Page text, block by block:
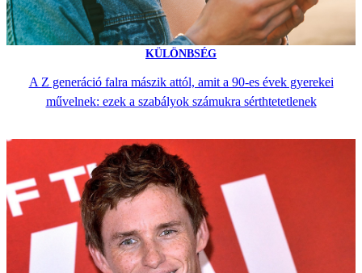
KÜLÖNBSÉG
A Z generáció falra mászik attól, amit a 90-es évek gyerekei
művelnek: ezek a szabályok számukra sérthtetetlenek